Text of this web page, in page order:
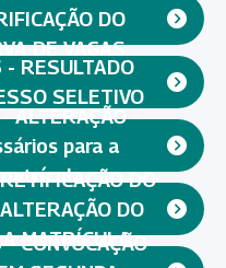
DO
DE VAGAS
RESULTADO
SELETIVO
-
para a
DO
DO
MATRÍCULA